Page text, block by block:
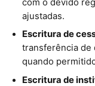
com o devido
ajustadas.
Escritura de
transferência de
quando
Escritura de